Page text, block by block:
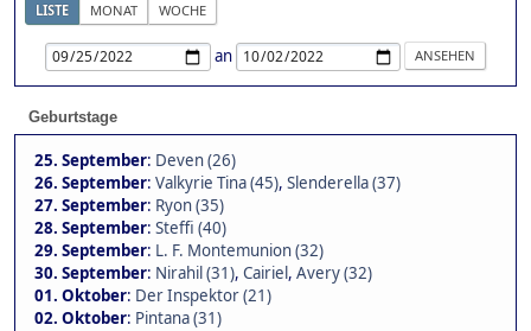
LISTE MONAT WOCHE
an
Geburtstage
25. September: Deven (26)
26. September: Valkyrie Tina (45), Slenderella (37)
27. September: Ryon (35)
28. September: Steffi (40)
29. September: L. F. Montemunion (32)
30. September: Nirahil (31), Cairiel, Avery (32)
01. Oktober: Der Inspektor (21)
02. Oktober: Pintana (31)